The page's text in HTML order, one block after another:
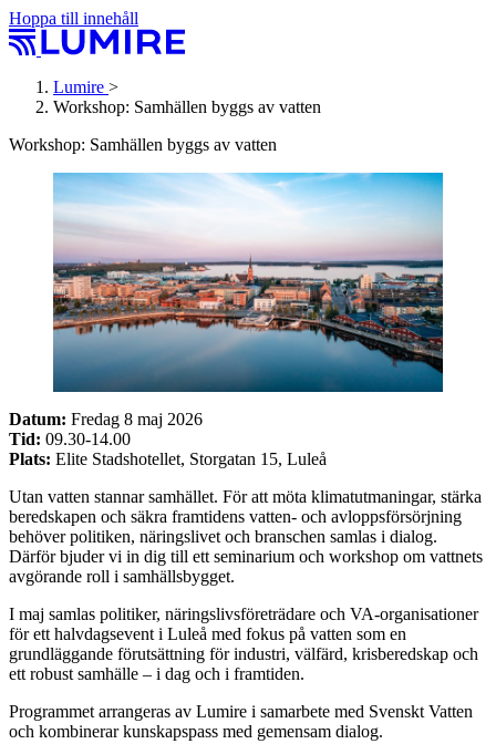
Hoppa till innehåll
Lumire >
Workshop: Samhällen byggs av vatten
Workshop: Samhällen byggs av vatten
Datum: Fredag 8 maj 2026
Tid: 09.30-14.00
Plats: Elite Stadshotellet, Storgatan 15, Luleå
Utan vatten stannar samhället. För att möta klimatutmaningar, stärka
beredskapen och säkra framtidens vatten- och avloppsförsörjning
behöver politiken, näringslivet och branschen samlas i dialog.
Därför bjuder vi in dig till ett seminarium och workshop om vattnets
avgörande roll i samhällsbygget.
I maj samlas politiker, näringslivsföreträdare och VA-organisationer
för ett halvdagsevent i Luleå med fokus på vatten som en
grundläggande förutsättning för industri, välfärd, krisberedskap och
ett robust samhälle – i dag och i framtiden.
Programmet arrangeras av Lumire i samarbete med Svenskt Vatten
och kombinerar kunskapspass med gemensam dialog.